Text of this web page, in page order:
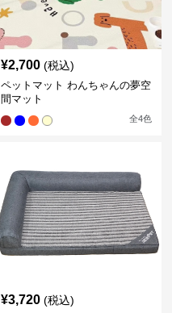
¥2,700 (税込)
ペットマット わんちゃんの夢空
間マット
全4色
¥3,720 (税込)